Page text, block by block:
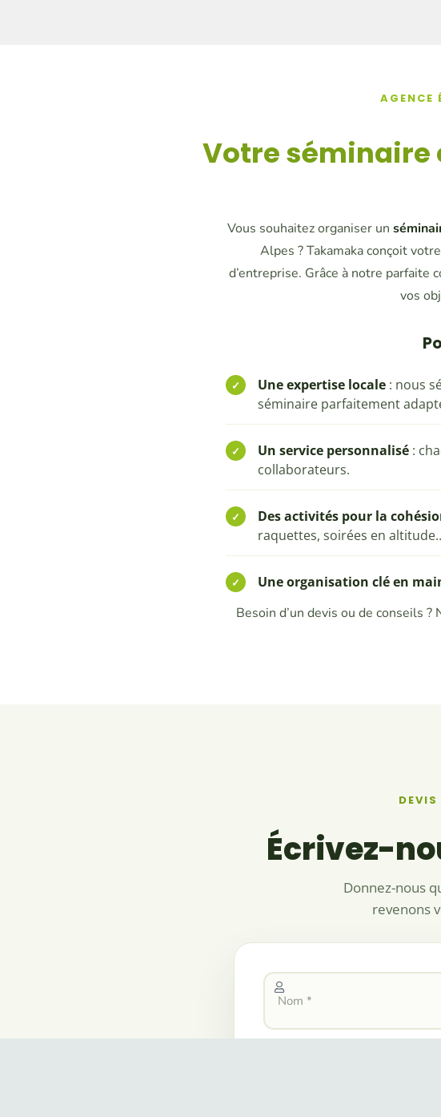
AGENCE
Votre séminaire
Vous souhaitez organiser un
Alpes ? Takamaka conçoit votre
d’entreprise. Grâce à notre parfaite
vos
Une expertise locale : nous
séminaire parfaitement
Un service personnalisé :
collaborateurs.
Des activités pour la
raquettes, soirées en
Une organisation clé en
Besoin d’un devis ou de conseils
Écrivez-
Donnez-nous
revenons